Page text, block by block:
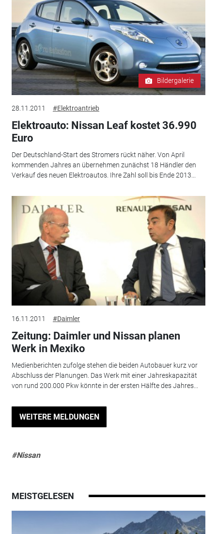
Bildergalerie
28.11.2011 #Elektroantrieb
Elektroauto: Nissan Leaf kostet 36.990
Euro
Der Deutschland-Start des Stromers rückt näher. Von April
kommenden Jahres an übernehmen zunächst 18 Händler den
Verkauf des neuen Elektroautos. Ihre Zahl soll bis Ende 2013...
16.11.2011 #Daimler
Zeitung: Daimler und Nissan planen
Werk in Mexiko
Medienberichten zufolge stehen die beiden Autobauer kurz vor
Abschluss der Planungen. Das Werk mit einer Jahreskapazität
von rund 200.000 Pkw könnte in der ersten Hälfte des Jahres...
WEITERE MELDUNGEN
#Nissan
MEISTGELESEN